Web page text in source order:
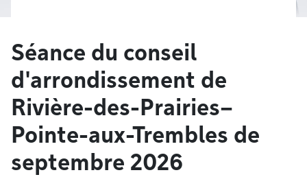
Séance du conseil
d'arrondissement de
Rivière-des-Prairies–
Pointe-aux-Trembles de
septembre 2026